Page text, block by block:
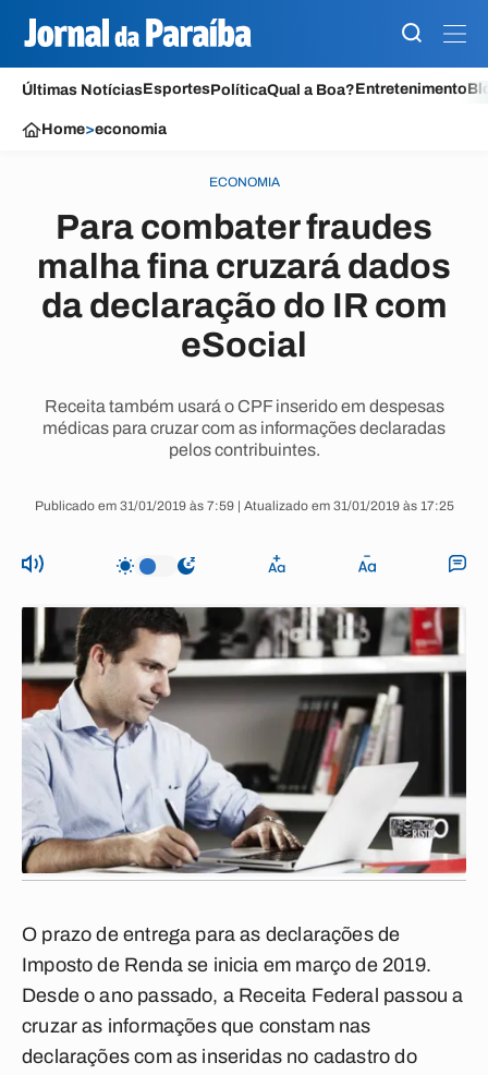
Últimas NotíciasEsportesPolíticaQual a Boa?Entretenimento
Home>economia
ECONOMIA
Para combater fraudes
malha fina cruzará dados
da declaração do IR com
eSocial
Receita também usará o CPF inserido em despesas
médicas para cruzar com as informações declaradas
pelos contribuintes.
Publicado em 31/01/2019 às 7:59 | Atualizado em 31/01/2019 às 17:25
O prazo de entrega para as declarações de
Imposto de Renda se inicia em março de 2019.
Desde o ano passado, a Receita Federal passou a
cruzar as informações que constam nas
declarações com as inseridas no cadastro do